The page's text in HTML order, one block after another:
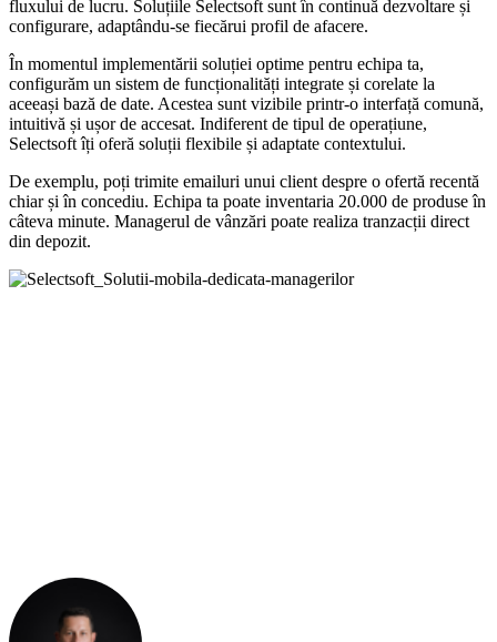
fluxului de lucru. Soluțiile Selectsoft sunt în continuă dezvoltare și
configurare, adaptându-se fiecărui profil de afacere.
În momentul implementării soluției optime pentru echipa ta,
configurăm un sistem de funcționalități integrate și corelate la
aceeași bază de date. Acestea sunt vizibile printr-o interfață comună,
intuitivă și ușor de accesat. Indiferent de tipul de operațiune,
Selectsoft îți oferă soluții flexibile și adaptate contextului.
De exemplu, poți trimite emailuri unui client despre o ofertă recentă
chiar și în concediu. Echipa ta poate inventaria 20.000 de produse în
câteva minute. Managerul de vânzări poate realiza tranzacții direct
din depozit.